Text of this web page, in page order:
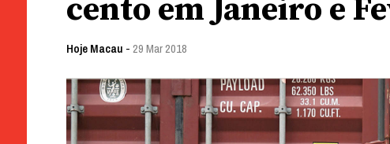
cento em Janeiro e
Hoje Macau - 29 Mar 2018